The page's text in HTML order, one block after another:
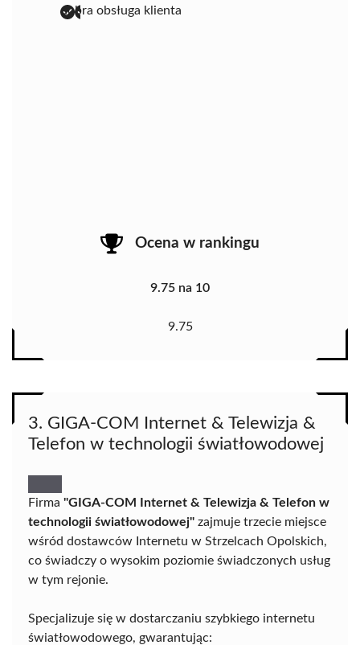
dobra obsługa klienta
Ocena w rankingu
9.75 na 10
9.75
3. GIGA-COM Internet & Telewizja &
Telefon w technologii światłowodowej
Firma "GIGA-COM Internet & Telewizja & Telefon w
technologii światłowodowej" zajmuje trzecie miejsce
wśród dostawców Internetu w Strzelcach Opolskich,
co świadczy o wysokim poziomie świadczonych usług
w tym rejonie.
Specjalizuje się w dostarczaniu szybkiego internetu
światłowodowego, gwarantując: